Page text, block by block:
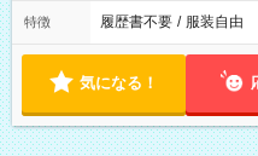
特徴 履歴書不要 / 服装自由
気になる！